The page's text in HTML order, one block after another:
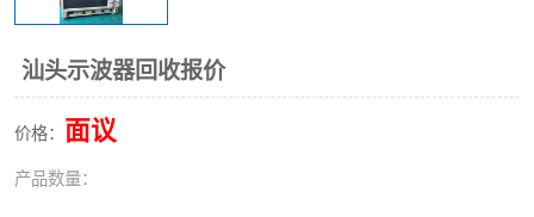
汕头示波器回收报价
价格： 面议
产品数量：